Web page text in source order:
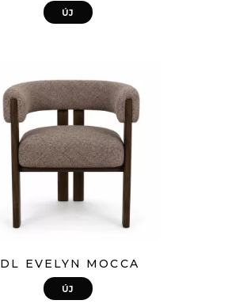
ÚJ
DL EVELYN MOCCA
ÚJ